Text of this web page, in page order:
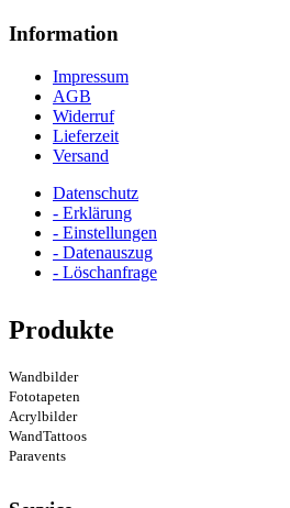
Information
Impressum
AGB
Widerruf
Lieferzeit
Versand
Datenschutz
- Erklärung
- Einstellungen
- Datenauszug
- Löschanfrage
Produkte
Wandbilder
Fototapeten
Acrylbilder
WandTattoos
Paravents